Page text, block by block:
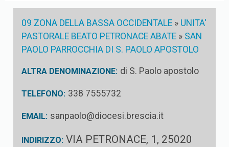
09 ZONA DELLA BASSA OCCIDENTALE » UNITA'
PASTORALE BEATO PETRONACE ABATE » SAN
PAOLO PARROCCHIA DI S. PAOLO APOSTOLO
ALTRA DENOMINAZIONE: di S. Paolo apostolo
TELEFONO: 338 7555732
EMAIL: sanpaolo@diocesi.brescia.it
INDIRIZZO: VIA PETRONACE, 1, 25020